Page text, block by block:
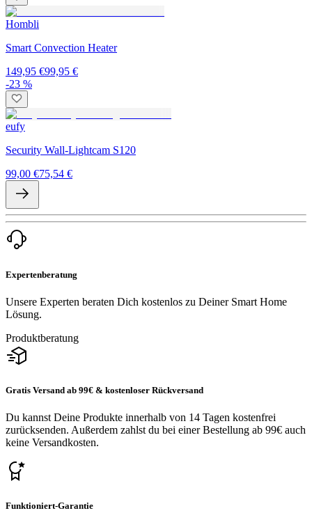
Hombli
Smart Convection Heater
149,95 €99,95 €
-23 %
eufy
Security Wall-Lightcam S120
99,00 €75,54 €
Expertenberatung
Unsere Experten beraten Dich kostenlos zu Deiner Smart Home
Lösung.
Produktberatung
Gratis Versand ab 99€ & kostenloser Rückversand
Du kannst Deine Produkte innerhalb von 14 Tagen kostenfrei
zurücksenden. Außerdem zahlst du bei einer Bestellung ab 99€ auch
keine Versandkosten.
Funktioniert-Garantie